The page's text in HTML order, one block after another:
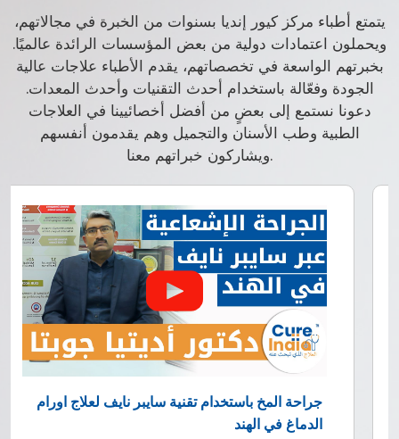
يتمتع أطباء مركز كيور إنديا بسنوات من الخبرة في مجالاتهم،
ويحملون اعتمادات دولية من بعض المؤسسات الرائدة عالميًا.
بخبرتهم الواسعة في تخصصاتهم، يقدم الأطباء علاجات عالية
الجودة وفعّالة باستخدام أحدث التقنيات وأحدث المعدات.
دعونا نستمع إلى بعضٍ من أفضل أخصائيينا في العلاجات
الطبية وطب الأسنان والتجميل وهم يقدمون أنفسهم
ويشاركون خبراتهم معنا.
جراحة المخ باستخدام تقنية سايبر نايف لعلاج اورام
الدماغ في الهند